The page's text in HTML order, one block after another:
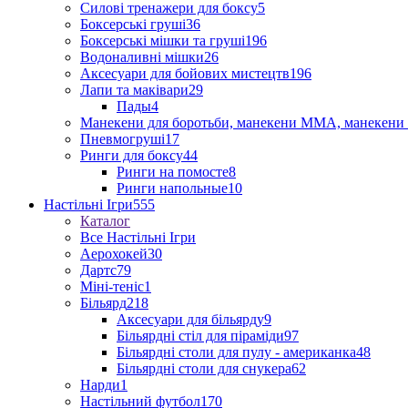
Силові тренажери для боксу5
Боксерські груші36
Боксерські мішки та груші196
Водоналивні мішки26
Аксесуари для бойових мистецтв196
Лапи та маківари29
Пады4
Манекени для боротьби, манекени ММА, манекени
Пневмогруші17
Ринги для боксу44
Ринги на помосте8
Ринги напольные10
Настільні Ігри555
Каталог
Все Настільні Ігри
Аерохокей30
Дартс79
Міні-теніс1
Більярд218
Аксесуари для більярду9
Більярдні стіл для піраміди97
Більярдні столи для пулу - американка48
Більярдні столи для снукера62
Нарди1
Настільний футбол170